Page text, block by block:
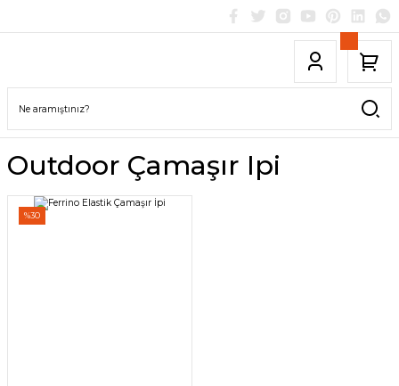
Outdoor Çamaşır Ipi
%30